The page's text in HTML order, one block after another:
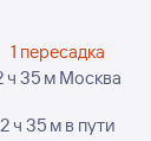
1 пересадка
ч 35 м Москва
2 ч 35 м в пути